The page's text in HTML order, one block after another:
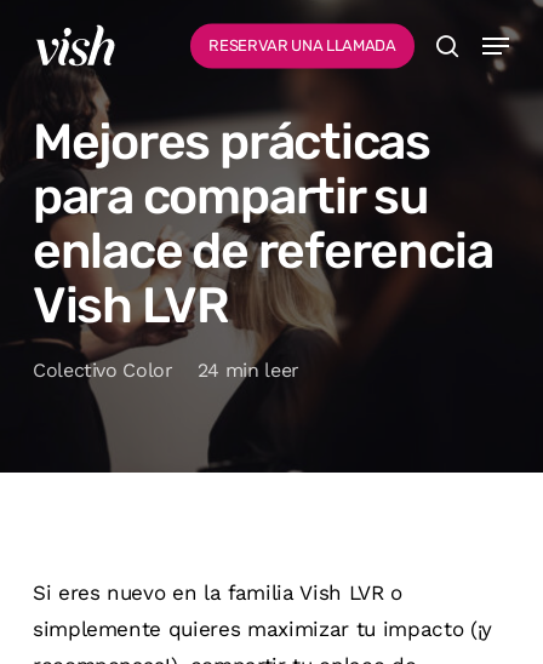
contenido
principal
RESERVAR UNA LLAMADA busque en
Menú
Mejores prácticas
para compartir su
enlace de referencia
Vish LVR
Colectivo Color 24 min leer
Si eres nuevo en la familia Vish LVR o
simplemente quieres maximizar tu impacto (¡y